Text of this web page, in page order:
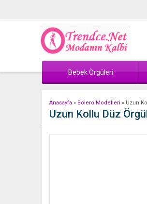
Bebek Örgüleri
Anasayfa » Bolero Modelleri » Uzun
Uzun Kollu Düz